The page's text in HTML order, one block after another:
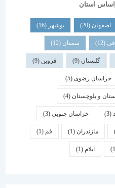
(20) بوشهر
سمنان (12)
(9) قزوین
رضوی(5)
(4)
خراسان جنوبی(3)
(1) قم
ایلام